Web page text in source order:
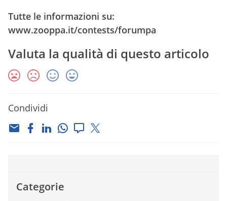
Tutte le informazioni su:
www.zooppa.it/contests/forumpa
Valuta la qualità di questo articolo
Condividi
Categorie